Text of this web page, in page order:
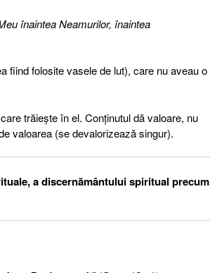
înaintea Neamurilor, înaintea
fiind folosite vasele de lut), care nu aveau o
trăieşte în el. Conţinutul dă valoare, nu
valoarea (se devalorizează singur).
a discernământului spiritual precum